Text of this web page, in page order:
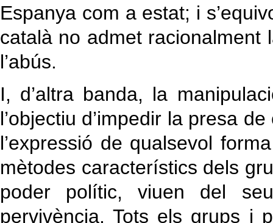
Espanya com a estat; i
català no admet
l’abús.
I, d’altra banda, la
l’objectiu d’impedir la presa
l’expressió de qualsevol
mètodes característics dels
poder polític, viuen del
pervivència. Tots els grups i